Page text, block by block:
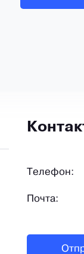
Телефон:
Почта: